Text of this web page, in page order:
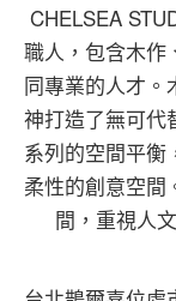
CHELSEA
職人，包含木作
同專業的人才。
神打造了無可代
系列的空間平衡
柔性的創意空間
間，重視人